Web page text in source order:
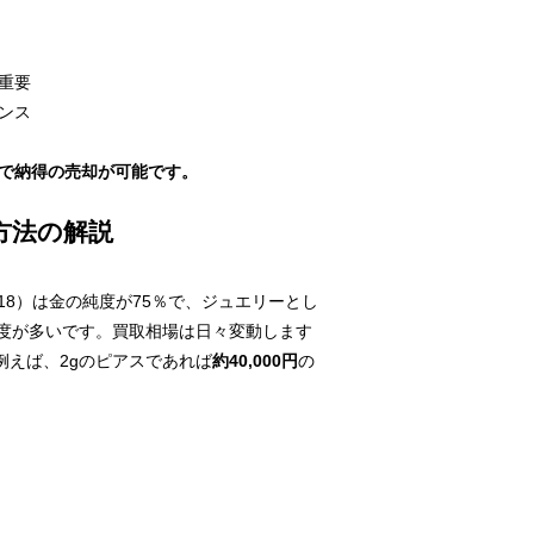
要
ス
得の売却が可能です。
法の解説
）は金の純度が75％で、ジュエリーとし
が多いです。買取相場は日々変動します
えば、2gのピアスであれば約40,000円の